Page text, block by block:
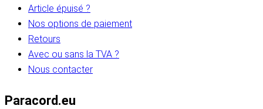
Article épuisé ?
Nos options de paiement
Retours
Avec ou sans la TVA ?
Nous contacter
Paracord.eu